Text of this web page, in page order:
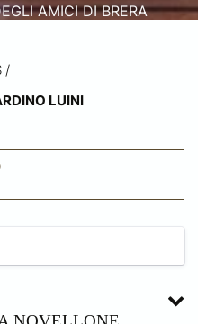
AMICI DI BRERA
/
LUINI